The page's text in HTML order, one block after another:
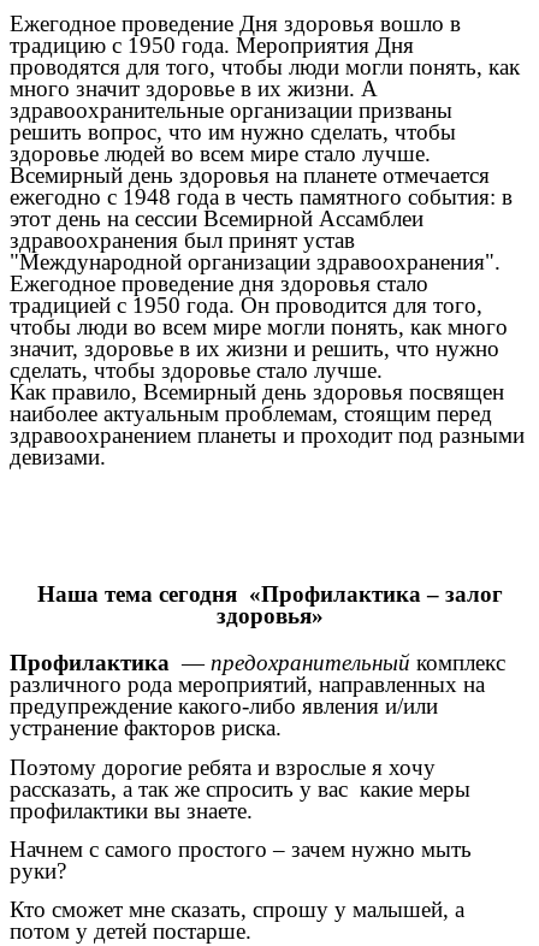
Ежегодное проведение Дня здоровья вошло в
традицию с 1950 года. Мероприятия Дня
проводятся для того, чтобы люди могли понять, как
много значит здоровье в их жизни. А
здравоохранительные организации призваны
решить вопрос, что им нужно сделать, чтобы
здоровье людей во всем мире стало лучше.
Всемирный день здоровья на планете отмечается
ежегодно с 1948 года в честь памятного события: в
этот день на сессии Всемирной Ассамблеи
здравоохранения был принят устав
"Международной организации здравоохранения".
Ежегодное проведение дня здоровья стало
традицией с 1950 года. Он проводится для того,
чтобы люди во всем мире могли понять, как много
значит, здоровье в их жизни и решить, что нужно
сделать, чтобы здоровье стало лучше.
Как правило, Всемирный день здоровья посвящен
наиболее актуальным проблемам, стоящим перед
здравоохранением планеты и проходит под разными
девизами.
Наша тема сегодня «Профилактика – залог
здоровья»
Профилактика — предохранительный комплекс
различного рода мероприятий, направленных на
предупреждение какого-либо явления и/или
устранение факторов риска.
Поэтому дорогие ребята и взрослые я хочу
рассказать, а так же спросить у вас какие меры
профилактики вы знаете.
Начнем с самого простого – зачем нужно мыть
руки?
Кто сможет мне сказать, спрошу у малышей, а
потом у детей постарше.